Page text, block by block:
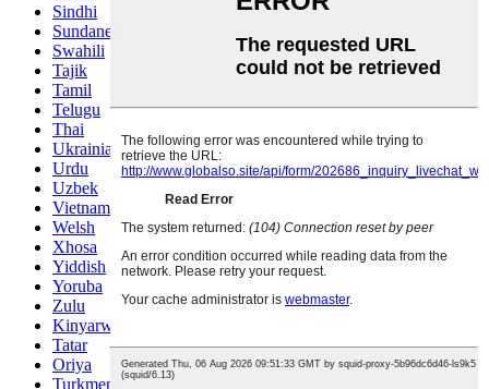
Sindhi
Sundanese
Swahili
Tajik
Tamil
Telugu
Thai
Ukrainian
Urdu
Uzbek
Vietnamese
Welsh
Xhosa
Yiddish
Yoruba
Zulu
Kinyarwanda
Tatar
Oriya
Turkmen